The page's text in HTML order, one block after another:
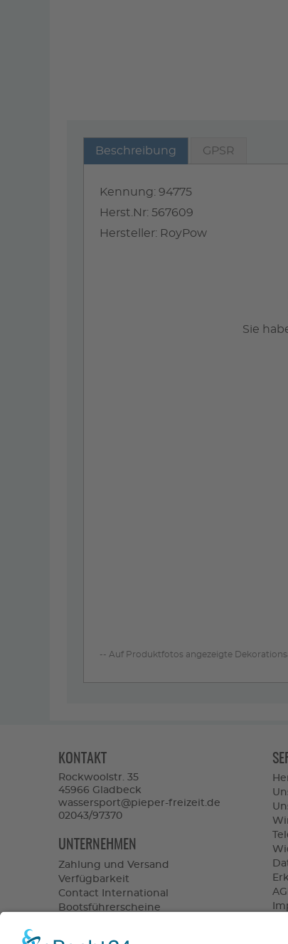
Beschreibung GPSR
Kennung: 94775
Herst.Nr: 567609
Hersteller: RoyPow
Sie
-- Auf Produktfotos angezeigte
KONTAKT
Rockwoolstr. 35
45966 Gladbeck
wassersport@pieper-freizeit.de
02043/97370
UNTERNEHMEN
Zahlung und Versand
Verfügbarkeit
Contact International
Bootsführerscheine